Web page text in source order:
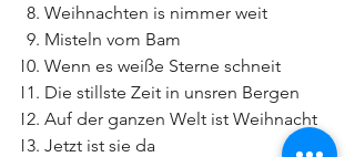
Weihnachten is nimmer weit
Misteln vom Bam
Wenn es weiße Sterne schneit
Die stillste Zeit in unsren Bergen
Auf der ganzen Welt ist Weihnacht
Jetzt ist sie da